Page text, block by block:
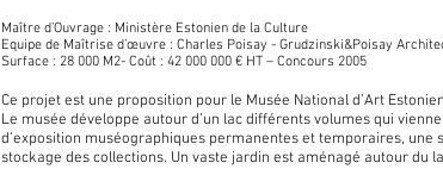
Maître d’Ouvrage : Ministère Estonien de la Culture
Equipe de Maîtrise d’œuvre : Charles Poisay - Grudzinski&Poisay
Surface : 28 000 M2- Coût : 42 000 000 € HT – Concours 2005
Ce projet est une proposition pour le Musée National d’Art
Le musée développe autour d’un lac différentsvolumes qui
d’exposition muséographiques permanentes et temporaires,
stockage des collections. Un vaste jardin est aménagé autour